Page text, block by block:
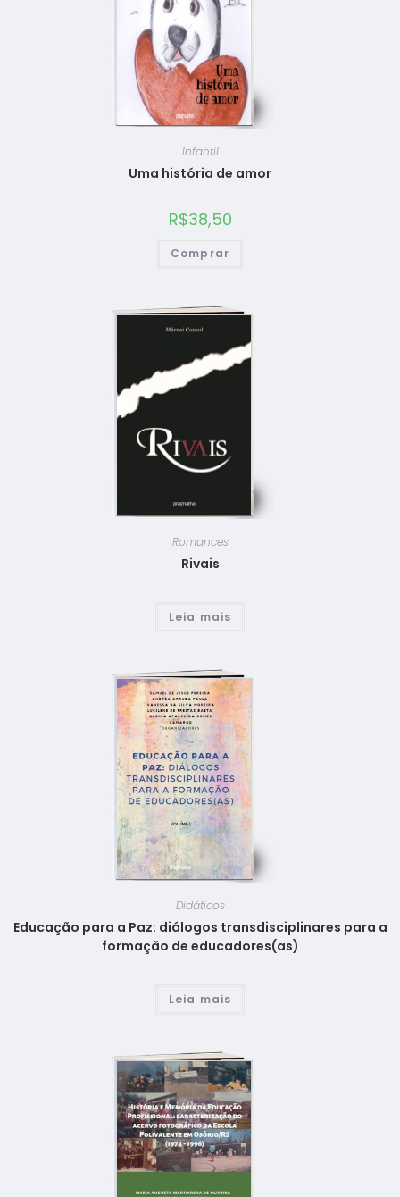
Infantil
Uma história de amor
R$38,50
Comprar
Romances
Rivais
Leia mais
Didáticos
Educação para a Paz: diálogos transdisciplinares para a
formação de educadores(as)
Leia mais